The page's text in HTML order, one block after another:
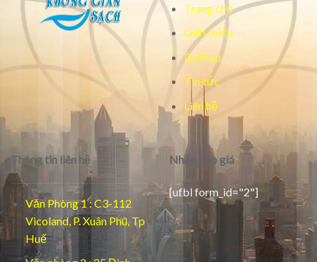
Trang chủ
Giới thiệu
Dịch vụ
Tin tức
Liên hệ
Thông tin liên hệ
Văn Phòng 1 : C3-112
Vicoland, P. Xuân Phú, Tp
Huế
Nhận báo giá
[ufbl form_id="2"]